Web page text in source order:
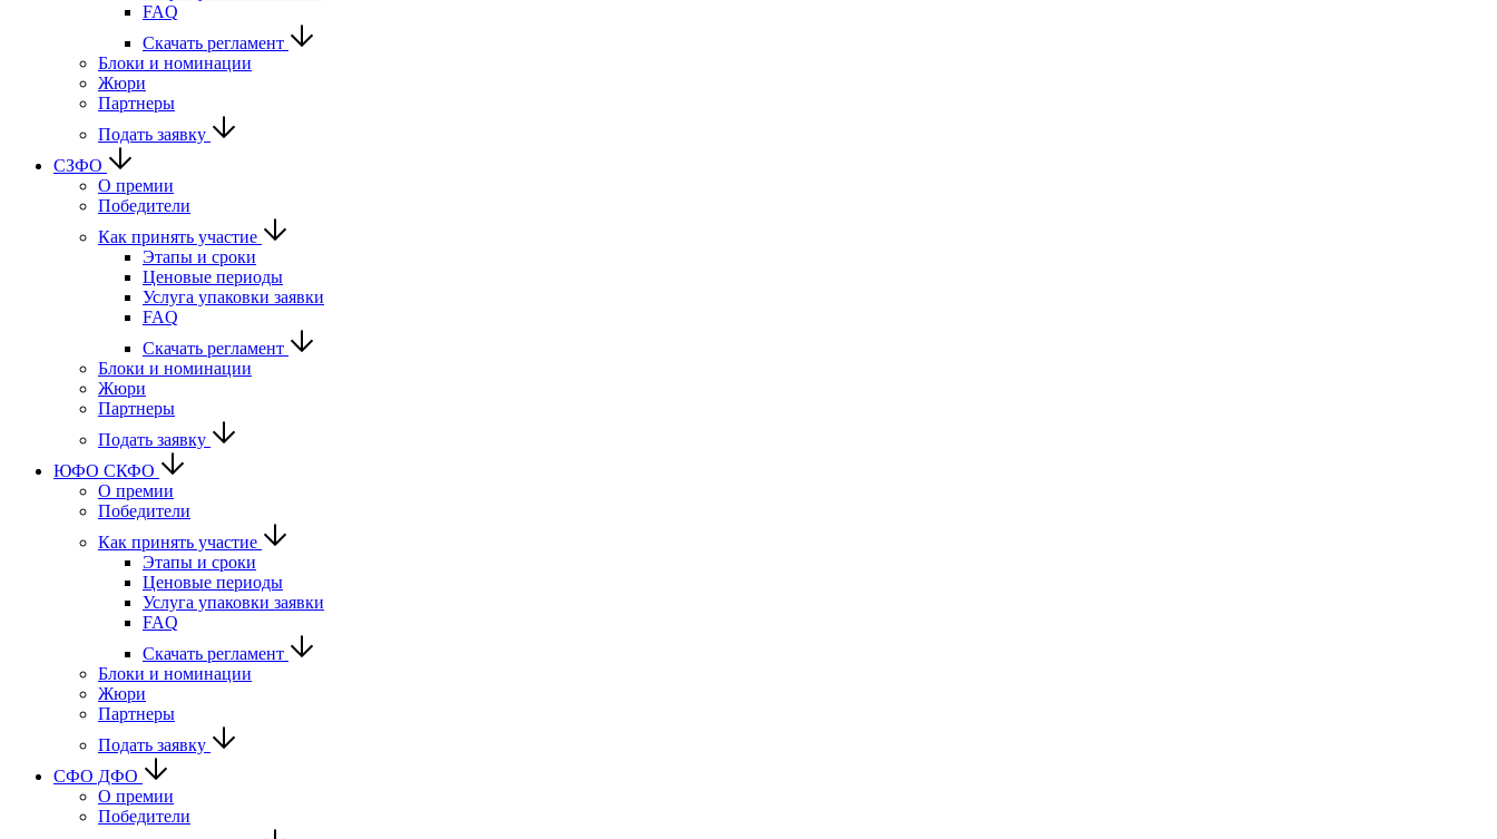
FAQ
Скачать регламент
Блоки и номинации
Жюри
Партнеры
Подать заявку
СЗФО
О премии
Победители
Как принять участие
Этапы и сроки
Ценовые периоды
Услуга упаковки заявки
FAQ
Скачать регламент
Блоки и номинации
Жюри
Партнеры
Подать заявку
ЮФО СКФО
О премии
Победители
Как принять участие
Этапы и сроки
Ценовые периоды
Услуга упаковки заявки
FAQ
Скачать регламент
Блоки и номинации
Жюри
Партнеры
Подать заявку
CФО ДФО
О премии
Победители